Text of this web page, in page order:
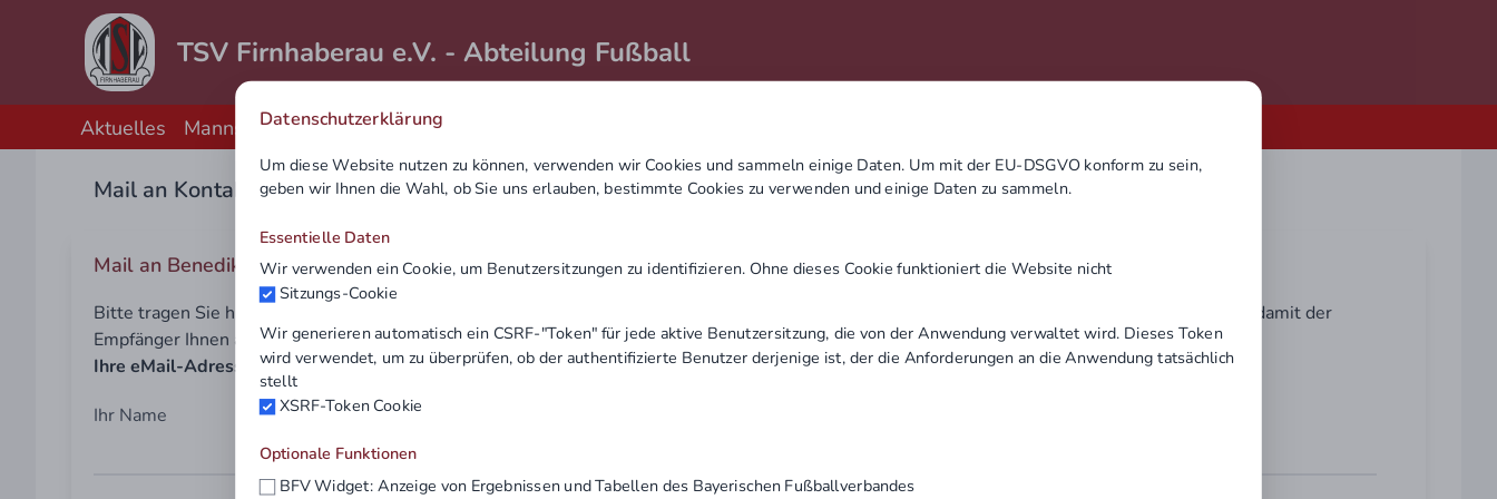
Datenschutzerklärung
Um diese Website nutzen zu können, verwenden wir Cookies und sammeln einige Daten. Um mit der EU-DSGVO konform zu sein,
geben wir Ihnen die Wahl, ob Sie uns erlauben, bestimmte Cookies zu verwenden und einige Daten zu sammeln.
Essentielle Daten
Wir verwenden ein Cookie, um Benutzersitzungen zu identifizieren. Ohne dieses Cookie funktioniert die Website nicht
Sitzungs-Cookie
Wir generieren automatisch ein CSRF-"Token" für jede aktive Benutzersitzung, die von der Anwendung verwaltet wird. Dieses Token
wird verwendet, um zu überprüfen, ob der authentifizierte Benutzer derjenige ist, der die Anforderungen an die Anwendung tatsächlich
stellt
XSRF-Token Cookie
Optionale Funktionen
BFV Widget: Anzeige von Ergebnissen und Tabellen des Bayerischen Fußballverbandes
TSV Firnhaberau e.V. - Abteilung Fußball
Aktuelles Mannschaften Sponsoren
Mail an Kontakt
Mail an Benedikt Hintersberger
Bitte tragen Sie hier Ihre Nachricht ein und betätigen Sie anschließend den Button "Nachricht senden". Sie müssen Ihre eMail-Adresse angeben, damit der
Empfänger Ihnen antworten kann.
Ihre eMail-Adresse wird nicht gespeichert.
Ihr Name